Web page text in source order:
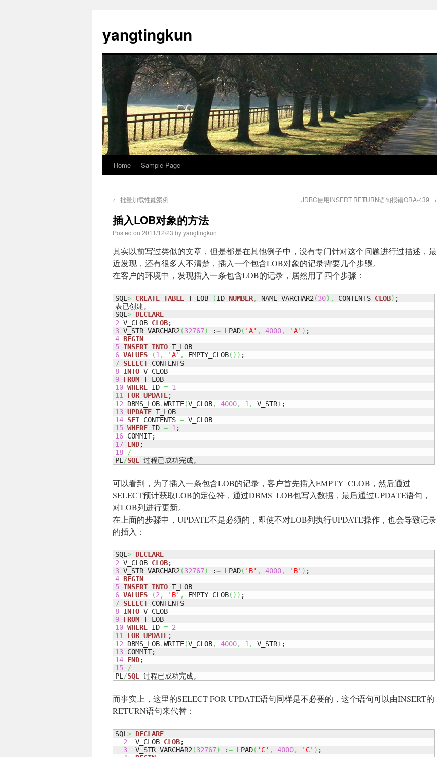
yangtingkun
Home Sample Page
← 批量加载性能案例 JDBC使用INSERT RETURN语句报错ORA-439 →
插入LOB对象的方法
Posted on 2011/12/23 byyangtingkun
其实以前写过类似的文章，但是都是在其他例子中，没有专门针对这个问题进行过描述，最
近发现，还有很多人不清楚，插入一个包含LOB对象的记录需要几个步骤。
在客户的环境中，发现插入一条包含LOB的记录，居然用了四个步骤：
SQL > CREATE TABLE T_LOB (ID NUMBER, NAME VARCHAR2 (30) , CONTENTS CLOB) ;
表已创建。
SQL > DECLARE
2 V_CLOB CLOB
3 V_STR VARCHAR2 (32767) := LPAD( 'A' , 4000, 'A' )
4 BEGIN
5 INSERT INTO
6 VALUES (1 , 'A' , EMPTY_CLOB( ) )
7 SELECT
8 INTO
9 FROM
10 WHERE ID = 1
11
FOR UPDATE
12 DBMS_LOB.WRITE(V_CLOB, 4000, 1 , V_STR)
13 UPDATE
14 SET CONTENTS =
15 WHERE ID = 1
16
17 END
18
/
PL /SQL 过程已成功完成。
可以看到，为了插入一条包含LOB的记录，客户首先插入EMPTY_CLOB，然后通过
SELECT预计获取LOB的定位符，通过DBMS_LOB包写入数据，最后通过UPDATE语句，
对LOB列进行更新。
在上面的步骤中，UPDATE不是必须的，即使不对LOB列执行UPDATE操作，也会导致记录
的插入：
SQL > DECLARE
2 V_CLOB CLOB
3 V_STR VARCHAR2 (32767) := LPAD( 'B' , 4000, 'B' )
4 BEGIN
5 INSERT INTO
6 VALUES (2 , 'B' , EMPTY_CLOB( ) )
7 SELECT
8 INTO
9 FROM
10 WHERE ID = 2
11
FOR UPDATE
12 DBMS_LOB.WRITE(V_CLOB, 4000, 1 , V_STR)
13
14 END
15
/
PL /SQL 过程已成功完成。
而事实上，这里的SELECT FOR UPDATE语句同样是不必要的，这个语句可以由INSERT的
RETURN语句来代替：
SQL > DECLARE
2
  V_CLOB
CLOB;
3
  V_STR VARCHAR2
(32767) := LPAD( 'C' , 4000, 'C' ) ;